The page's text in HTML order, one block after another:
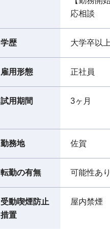
応相談
学歴 大学卒以上
雇用形態 正社員
試用期間 3ヶ月
勤務地 佐賀
転勤の有無 可能性あり
受動喫煙防止
措置
屋内禁煙